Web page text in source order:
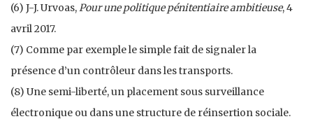
(6) J-J. Urvoas, Pour une politique pénitentiaire ambitieuse, 4
avril 2017.
(7) Comme par exemple le simple fait de signaler la
présence d’un contrôleur dans les transports.
(8) Une semi-liberté, un placement sous surveillance
électronique ou dans une structure de réinsertion sociale.